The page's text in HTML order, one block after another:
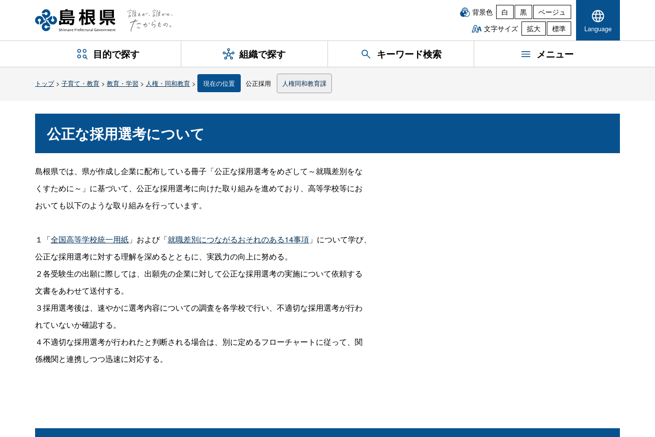
背景色 白 黒
ベージュ
文字サイズ
拡大 標準 Language
目的で探す 組織で探す キーワード検索 メニュー
トップ> 子育て・教育 > 教育・学習 > 人権・同和教育 > 現在の位置 公正採用 人権同和教育課
公正な採用選考について
島根県では、県が作成し企業に配布している冊子「公正な採用選考をめざして～就職差別をな
くすために～」に基づいて、公正な採用選考に向けた取り組みを進めており、高等学校等にお
おいても以下のような取り組みを行っています。
１「全国高等学校統一用紙 」および「就職差別につながるおそれのある14事項 」について学び、
公正な採用選考に対する理解を深めるとともに、実践力の向上に努める。
２各受験生の出願に際しては、出願先の企業に対して公正な採用選考の実施について依頼する
文書をあわせて送付する。
３採用選考後は、速やかに選考内容についての調査を各学校で行い、不適切な採用選考が行わ
れていないか確認する。
４不適切な採用選考が行われたと判断される場合は、別に定めるフローチャートに従って、関
係機関と連携しつつ迅速に対応する。